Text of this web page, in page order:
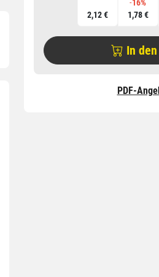
2,12 €
-16%
1,78 €
In
PDF-